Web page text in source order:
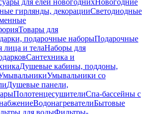
для елей новогоднихНовогодние
гирлянды, декорацииСветодиодные
Товары для
подарочные наборыПодарочные
лица и телаНаборы для
Сантехника и
Душевые кабины, поддоны,
Умывальники со
Душевые панели,
ПолотенцесушителиСпа-бассейны с
ВодонагревателиБытовые
для водыФильтры-